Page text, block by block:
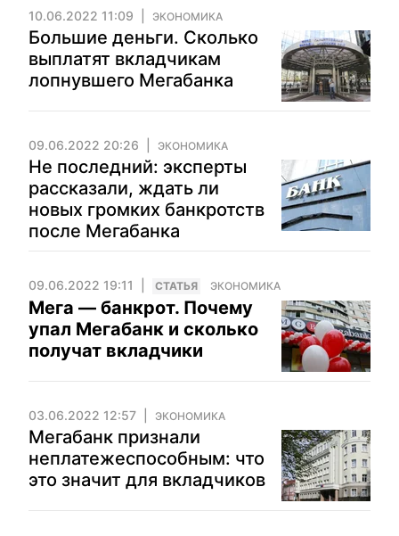
10.06.2022 11:09 ЭКОНОМИКА
Большие деньги. Сколько
выплатят вкладчикам
лопнувшего Мегабанка
09.06.2022 20:26 ЭКОНОМИКА
Не последний: эксперты
рассказали, ждать ли
новых громких банкротств
после Мегабанка
09.06.2022 19:11 CТАТЬЯ ЭКОНОМИКА
Мега — банкрот. Почему
упал Мегабанк и сколько
получат вкладчики
03.06.2022 12:57 ЭКОНОМИКА
Мегабанк признали
неплатежеспособным: что
это значит для вкладчиков